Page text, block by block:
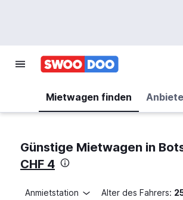
Mietwagen finden
Günstige Mietwagen in
CHF 4
Anmietstation Alter des Fahrers: